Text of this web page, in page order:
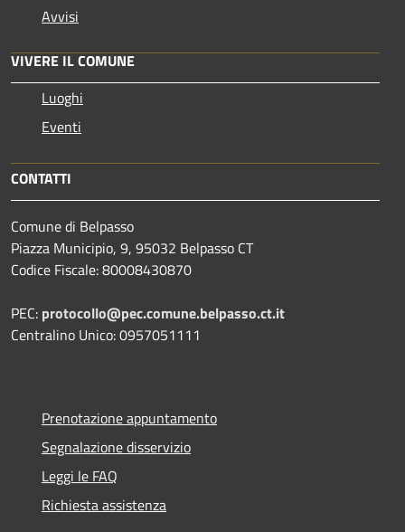
Avvisi
VIVERE IL COMUNE
Luoghi
Eventi
CONTATTI
Comune di Belpasso
Piazza Municipio, 9, 95032 Belpasso CT
Codice Fiscale: 80008430870
PEC: protocollo@pec.comune.belpasso.ct.it
Centralino Unico: 0957051111
Prenotazione appuntamento
Segnalazione disservizio
Leggi le FAQ
Richiesta assistenza